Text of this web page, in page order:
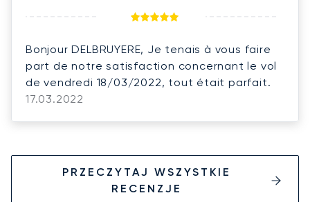
Bonjour DELBRUYERE, Je tenais à vous faire
part de notre satisfaction concernant le vol
de vendredi 18/03/2022, tout était parfait.
17.03.2022
PRZECZYTAJ WSZYSTKIE
RECENZJE